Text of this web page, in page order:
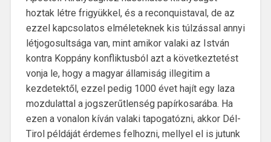
hoztak létre frigyükkel, és a reconquistaval, de az
ezzel kapcsolatos elméleteknek kis túlzással annyi
létjogosultsága van, mint amikor valaki az István
kontra Koppány konfliktusból azt a következtetést
vonja le, hogy a magyar államiság illegitim a
kezdetektől, ezzel pedig 1000 évet hajít egy laza
mozdulattal a jogszerűtlenség papírkosarába. Ha
ezen a vonalon kíván valaki tapogatózni, akkor Dél-
Tirol példáját érdemes felhozni, mellyel el is jutunk